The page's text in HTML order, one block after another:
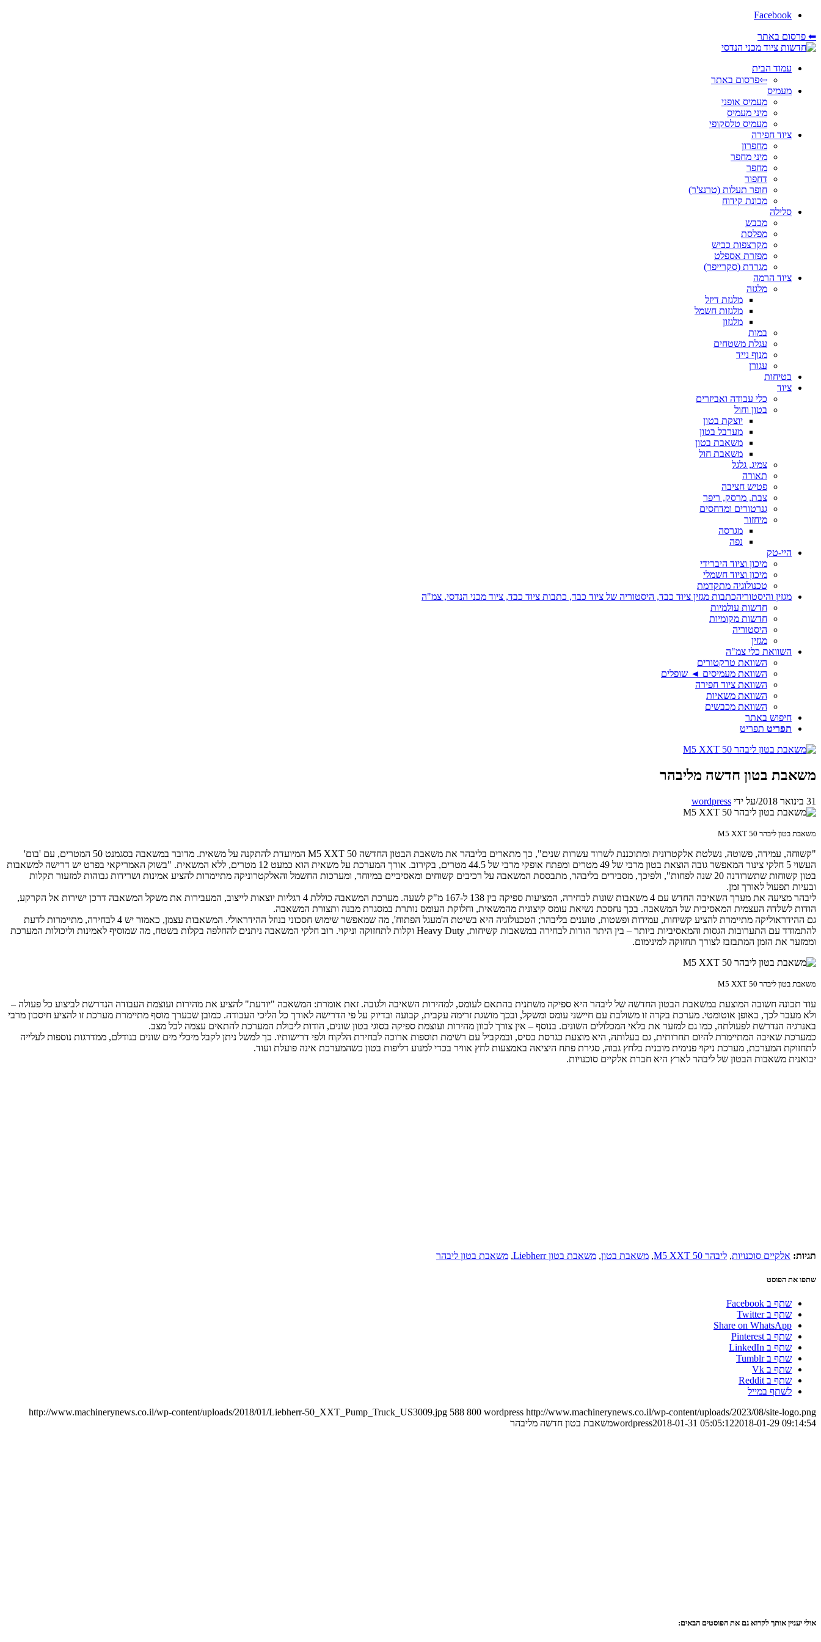
Facebook
⬅ פרסום באתר
עמוד הבית
⇦פרסום באתר
מעמיס
מעמיס אופני
מיני מעמיס
מעמיס טלסקופי
ציוד חפירה
מחפרון
מיני מחפר
מחפר
דחפור
חופר תעלות (טרנצ'ר)
מכונת קידוח
סלילה
מכבש
מפלסת
מקרצפות כביש
מפזרת אספלט
מגרדת (סקרייפר)
ציוד הרמה
מלגזה
מלגזת דיזל
מלגזות חשמל
מלגזון
במות
עגלת משטחים
מנוף נייד
עגורן
בטיחות
ציוד
כלי עבודה ואביזרים
בטון וחול
יוצקת בטון
מערבל בטון
משאבת בטון
משאבת חול
צמיג, גלגל
תאורה
פטיש חציבה
צבת, מרסק, ריפר
גנרטורים ומדחסים
מיחזור
מגרסה
נפה
היי-טק
מיכון וציוד היברידי
מיכון וציוד חשמלי
טכנולוגיה מתקדמת
מגזין והיסטוריהכתבות מגזין ציוד כבד, היסטוריה של ציוד כבד, כתבות ציוד כבד, ציוד מכני הנדסי, צמ"ה
חדשות עולמיות
חדשות מקומיות
היסטוריה
מגזין
השוואת כלי צמ"ה
השוואת טרקטורים
השוואת מעמיסים ◄ שופלים
השוואת ציוד חפירה
השוואת משאיות
השוואת מכבשים
חיפוש באתר
תפריט תפריט
משאבת בטון חדשה מליבהר
31 בינואר 2018 /על ידי wordpress
משאבת בטון ליבהר 50 M5 XXT
"קשוחה, עמידה, פשוטה, נשלטת אלקטרונית ומתוכננת לשרוד עשרות שנים", כך מתארים בליבהר את משאבת הבטון החדשה 50 M5 XXT המיועדת להתקנה על משאית. מדובר במשאבה בסגמנט 50 המטרים, עם 'בום'
העשוי 5 חלקי צינור המאפשר גובה הוצאת בטון מרבי של 49 מטרים ומפתח אופקי מרבי של 44.5 מטרים, בקירוב. אורך המערכת על משאית הוא כמעט 12 מטרים, ללא המשאית. "בשוק האמריקאי בפרט יש דרישה למשאבות
בטון קשוחות שתשרודנה 20 שנה לפחות", ולפיכך, מסבירים בליבהר, מתבססת המשאבה על רכיבים קשוחים ומאסיביים במיוחד, ומערכות החשמל והאלקטרוניקה מתיימרות להציע אמינות ושרידות גבוהות למזעור תקלות
ובעיות תפעול לאורך זמן.
ליבהר מציעה את מערך השאיבה החדש עם 4 משאבות שונות לבחירה, המציעות ספיקה בין 138 ל-167 מ"ק לשעה. מערכת המשאבה כוללת 4 רגליות יוצאות לייצוב, המעבירות את משקל המשאבה דרכן ישירות אל הקרקע,
הודות לשלדה העצמית המאסיבית של המשאבה. בכך נחסכת נשיאת עומס קיצונית מהמשאית, וחלוקת העומס נותרת במסגרת מבנה ותצורת המשאבה.
גם ההידראוליקה מתיימרת להציע קשיחות, עמידות ופשטות, טוענים בליבהר; הטכנולוגיה היא בשיטת ה'מעגל הפתוח', מה שמאפשר שימוש חסכוני בנוזל ההידראולי. המשאבות עצמן, כאמור יש 4 לבחירה, מתיימרות לדעת
להתמודד עם התערובות הגסות והמאסיביות ביותר – בין היתר הודות לבחירה במשאבות קשיחות, Heavy Duty וקלות לתחזוקה וניקוי. רוב חלקי המשאבה ניתנים להחלפה בקלות בשטח, מה שמוסיף לאמינות וליכולות המערכת
וממזער את הזמן המתבזבז לצורך תחזוקה למינימום.
משאבת בטון ליבהר 50 M5 XXT
עוד תכונה חשובה המוצעת במשאבת הבטון החדשה של ליבהר היא ספיקה משתנית בהתאם לעומס, למהירות השאיבה ולגובה. זאת אומרת: המשאבה "יודעת" להציע את מהירות ועוצמת העבודה הנדרשת לביצוע כל פעולה –
ולא מעבר לכך, באופן אוטומטי. מערכת בקרה זו משולבת עם חיישני עומס ומשקל, ובכך מושגת זרימה עקבית, קבועה ובדיוק על פי הדרישה לאורך כל הליכי העבודה. כמובן שכערך מוסף מתיימרת מערכת זו להציע חיסכון מרבי
באנרגיה הנדרשת לפעולתה, כמו גם למזער את בלאי המכלולים השונים. בנוסף – אין צורך לכוון מהירות ועוצמת ספיקה בסוגי בטון שונים, הודות ליכולת המערכת להתאים עצמה לכל מצב.
כמערכת שאיבה המתיימרת להיום תחרותית, גם בעלותה, היא מוצעת כגרסת בסיס, ובמקביל עם רשימת תוספות ארוכה לבחירת הלקוח ולפי דרישותיו. כך למשל ניתן לקבל מיכלי מים שונים בגודלם, ממדרגות נוספות לעלייה
לתחזוקת המערכת, מערכת ניקוי פנימית מובנית בלחץ גבוה, סגירת פתח היציאה באמצעות לחץ אוויר בכדי למנוע דליפות בטון כשהמערכת אינה פועלת ועוד.
יבואנית משאבות הבטון של ליבהר לארץ היא חברת אלקיים סוכנויות.
תגיות: אלקיים סוכנויות, ליבהר 50 M5 XXT , משאבת בטון, משאבת בטון Liebherr , משאבת בטון ליבהר
שתפו את הפוסט
שתף ב Facebook
שתף ב Twitter
Share on WhatsApp
שתף ב Pinterest
שתף ב LinkedIn
שתף ב Tumblr
שתף ב Vk
שתף ב Reddit
לשתף במייל
http://www.machinerynews.co.il/wp-content/uploads/2018/01/Liebherr-50_XXT_Pump_Truck_US3009.jpg 588 800 wordpress http://www.machinerynews.co.il/wp-content/uploads/2023/08/site-logo.png
wordpress2018-01-31 05:05:122018-01-29 09:14:54 משאבת בטון חדשה מליבהר
אולי יעניין אותך לקרוא גם את הפוסטים הבאים: